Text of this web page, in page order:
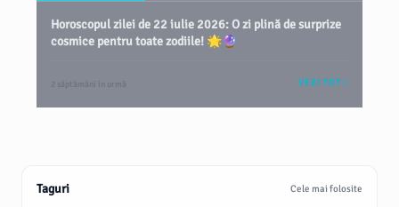
Horoscopul zilei de 22 iulie 2026: O zi plină de surprize
cosmice pentru toate zodiile! 🌟🔮
2 săptămâni în urmă VEZI TOT
Taguri Cele mai folosite